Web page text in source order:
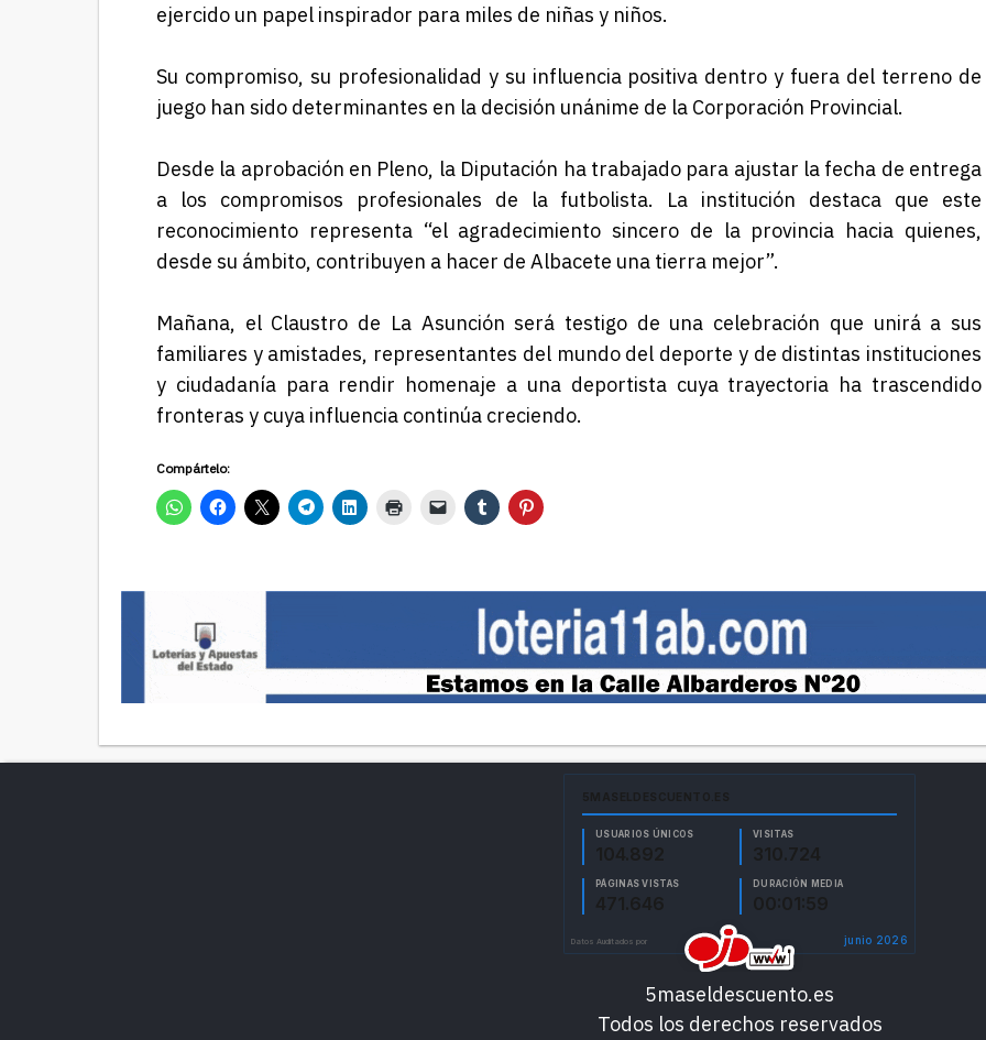
ejercido un papel inspirador para miles de niñas y niños.
Su compromiso, su profesionalidad y su influencia positiva dentro y fuera del terreno de
juego han sido determinantes en la decisión unánime de la Corporación Provincial.
Desde la aprobación en Pleno, la Diputación ha trabajado para ajustar la fecha de entrega
a los compromisos profesionales de la futbolista. La institución destaca que este
reconocimiento representa “el agradecimiento sincero de la provincia hacia quienes,
desde su ámbito, contribuyen a hacer de Albacete una tierra mejor”.
Mañana, el Claustro de La Asunción será testigo de una celebración que unirá a sus
familiares y amistades, representantes del mundo del deporte y de distintas instituciones
y ciudadanía para rendir homenaje a una deportista cuya trayectoria ha trascendido
fronteras y cuya influencia continúa creciendo.
Compártelo:
5maseldescuento.es
Todos los derechos reservados